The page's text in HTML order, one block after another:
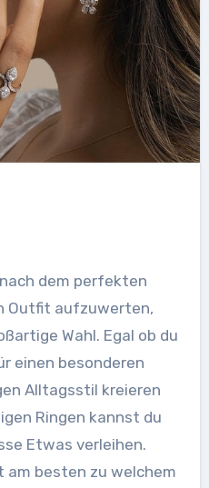
Outfit aufzuwerten,
Wahl. Egal ob du
einen besonderen
Alltagsstil kreieren
Ringen kannst du
Etwas verleihen.
am besten zu welchem